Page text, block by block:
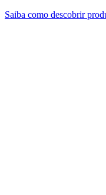
Saiba como descobrir